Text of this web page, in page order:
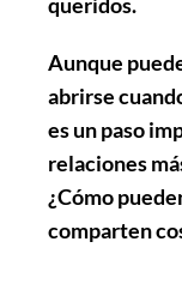
Aunque
abrirse
es un paso
relaciones
¿Cómo
comparten